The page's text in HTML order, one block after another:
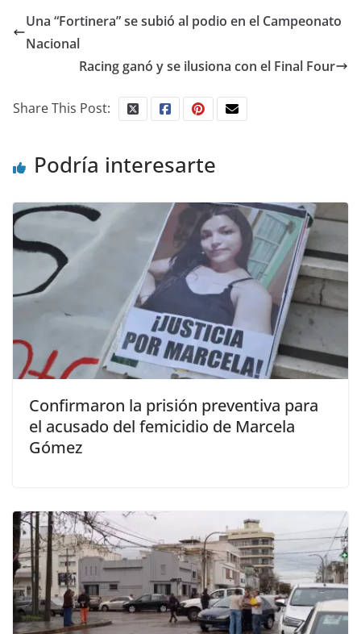
Una “Fortinera” se subió al podio en el Campeonato
Nacional
Racing ganó y se ilusiona con el Final Four
Share This Post:
Podría interesarte
Confirmaron la prisión preventiva para
el acusado del femicidio de Marcela
Gómez